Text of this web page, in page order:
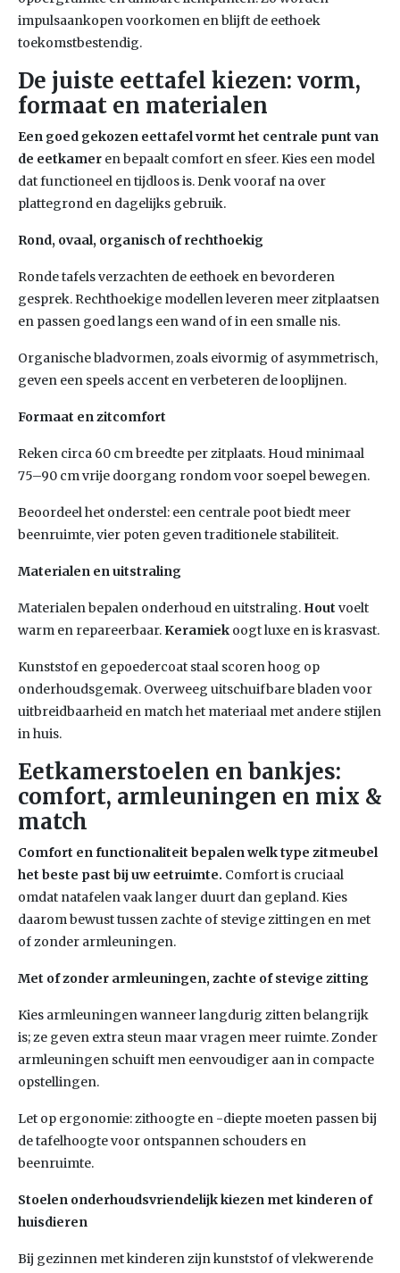
impulsaankopen voorkomen en blijft de eethoek
toekomstbestendig.
De juiste eettafel kiezen: vorm,
formaat en materialen
Een goed gekozen eettafel vormt het centrale punt van
de eetkamer en bepaalt comfort en sfeer. Kies een model
dat functioneel en tijdloos is. Denk vooraf na over
plattegrond en dagelijks gebruik.
Rond, ovaal, organisch of rechthoekig
Ronde tafels verzachten de eethoek en bevorderen
gesprek. Rechthoekige modellen leveren meer zitplaatsen
en passen goed langs een wand of in een smalle nis.
Organische bladvormen, zoals eivormig of asymmetrisch,
geven een speels accent en verbeteren de looplijnen.
Formaat en zitcomfort
Reken circa 60 cm breedte per zitplaats. Houd minimaal
75–90 cm vrije doorgang rondom voor soepel bewegen.
Beoordeel het onderstel: een centrale poot biedt meer
beenruimte, vier poten geven traditionele stabiliteit.
Materialen en uitstraling
Materialen bepalen onderhoud en uitstraling. Hout voelt
warm en repareerbaar. Keramiek oogt luxe en is krasvast.
Kunststof en gepoedercoat staal scoren hoog op
onderhoudsgemak. Overweeg uitschuifbare bladen voor
uitbreidbaarheid en match het materiaal met andere stijlen
in huis.
Eetkamerstoelen en bankjes:
comfort, armleuningen en mix &
match
Comfort en functionaliteit bepalen welk type zitmeubel
het beste past bij uw eetruimte. Comfort is cruciaal
omdat natafelen vaak langer duurt dan gepland. Kies
daarom bewust tussen zachte of stevige zittingen en met
of zonder armleuningen.
Met of zonder armleuningen, zachte of stevige zitting
Kies armleuningen wanneer langdurig zitten belangrijk
is; ze geven extra steun maar vragen meer ruimte. Zonder
armleuningen schuift men eenvoudiger aan in compacte
opstellingen.
Let op ergonomie: zithoogte en -diepte moeten passen bij
de tafelhoogte voor ontspannen schouders en
beenruimte.
Stoelen onderhoudsvriendelijk kiezen met kinderen of
huisdieren
Bij gezinnen met kinderen zijn kunststof of vlekwerende